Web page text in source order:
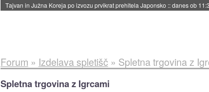
Tajvan in Južna Koreja po izvozu prvikrat prehitela Japonsko ::danes ob
Forum » Izdelava spletišč » Spletna trgovina z
Spletna trgovina z Igrcami